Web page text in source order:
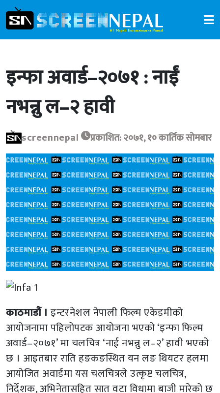
इन्फा अवार्ड–२०७१ : नाईं
नभन्नु ल–२ हावी
screennepal प्रकाशित: २०७१, १० कार्तिक सोमबार
काठमाडौं । इन्टरनेशल नेपाली फिल्म एकेडमीको
आयोजनामा पहिलोपटक आयोजना भएको ‘इन्फा फिल्म
अवार्ड–२०७१’ मा चलचित्र ‘नाई नभन्नु ल–२’ हावी भएको
छ । आइतबार राति हङकङस्थित यन लङ थियटर हलमा
आयोजित अवार्डमा यस चलचित्रले उत्कृष्ट चलचित्र,
निर्देशक, अभिनेतासहित सात वटा विधामा बाजी मारेको छ